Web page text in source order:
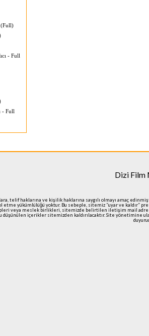
(Full)
- Full
- Full
Dizi Film
telif haklarına ve kişilik haklarına saygılı olmayı amaç
etme yükümlülüğü yoktur. Bu sebeple, sitemiz “uyar ve kaldır”
veya meslek birlikleri, sitemizde belirtilen iletişim mail
düşünülen içerikler sitemizden kaldırılacaktır. Site yönetimine